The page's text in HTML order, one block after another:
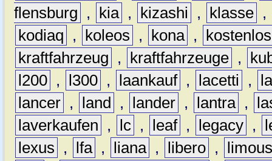
flensburg
, kia , kizashi , klasse ,
kodiaq
, koleos , kona ,
kostenlos
kraftfahrzeug
, kraftfahrzeuge ,
l200 , l300 , laankauf , lacetti ,
lancer , land , lander , lantra ,
laverkaufen
, lc , leaf , legacy ,
lexus
, lfa , liana , libero ,